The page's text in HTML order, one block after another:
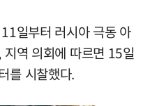
일부터 러시아 극동 아
역 의회에 따르면 15일
를 시찰했다.